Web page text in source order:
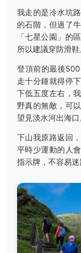
我走的是冷水坑
的石階，但過了
「七星公園」的
所以建議穿防滑鞋
登頂前的最後
走十分鐘就得停
下低五度左右，
野真的無敵，可
望見淡水河出海口
下山我原路返回
平時少運動的人
指示牌，不容易迷